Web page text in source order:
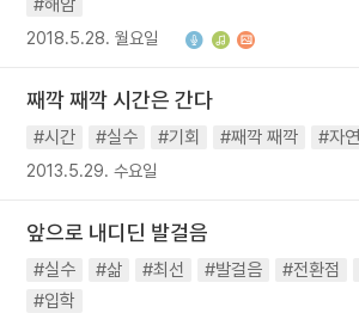
#해암
2018.5.28. 월요일
째깍 째깍 시간은 간다
#시간 #실수 #기회 #째깍 째깍 #자
2013.5.29. 수요일
앞으로 내디딘 발걸음
#실수 #삶 #최선 #발걸음 #전환점
#입학